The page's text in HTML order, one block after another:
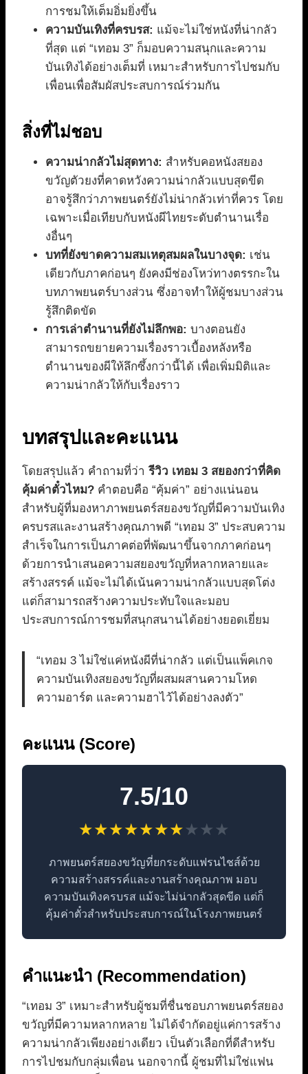
การชมให้เต็มอิ่มยิ่งขึ้น
ความบันเทิงที่ครบรส: แม้จะไม่ใช่หนังที่น่ากลัว
ที่สุด แต่ “เทอม 3” ก็มอบความสนุกและความ
บันเทิงได้อย่างเต็มที่ เหมาะสำหรับการไปชมกับ
เพื่อนเพื่อสัมผัสประสบการณ์ร่วมกัน
สิ่งที่ไม่ชอบ
ความน่ากลัวไม่สุดทาง: สำหรับคอหนังสยอง
ขวัญตัวยงที่คาดหวังความน่ากลัวแบบสุดขีด
อาจรู้สึกว่าภาพยนตร์ยังไม่น่ากลัวเท่าที่ควร โดย
เฉพาะเมื่อเทียบกับหนังผีไทยระดับตำนานเรื่อ
งอื่นๆ
บทที่ยังขาดความสมเหตุสมผลในบางจุด: เช่น
เดียวกับภาคก่อนๆ ยังคงมีช่องโหว่ทางตรรกะใน
บทภาพยนตร์บางส่วน ซึ่งอาจทำให้ผู้ชมบางส่วน
รู้สึกติดขัด
การเล่าตำนานที่ยังไม่ลึกพอ: บางตอนยัง
สามารถขยายความเรื่องราวเบื้องหลังหรือ
ตำนานของผีให้ลึกซึ้งกว่านี้ได้ เพื่อเพิ่มมิติและ
ความน่ากลัวให้กับเรื่องราว
บทสรุปและคะแนน
โดยสรุปแล้ว คำถามที่ว่ารีวิว เทอม 3 สยองกว่าที่คิด
คุ้มค่าตั๋วไหม? คำตอบคือ “คุ้มค่า” อย่างแน่นอน
สำหรับผู้ที่มองหาภาพยนตร์สยองขวัญที่มีความบันเทิง
ครบรสและงานสร้างคุณภาพดี “เทอม 3” ประสบความ
สำเร็จในการเป็นภาคต่อที่พัฒนาขึ้นจากภาคก่อนๆ
ด้วยการนำเสนอความสยองขวัญที่หลากหลายและ
สร้างสรรค์ แม้จะไม่ได้เน้นความน่ากลัวแบบสุดโต่ง
แต่ก็สามารถสร้างความประทับใจและมอบ
ประสบการณ์การชมที่สนุกสนานได้อย่างยอดเยี่ยม
“เทอม 3 ไม่ใช่แค่หนังผีที่น่ากลัว แต่เป็นแพ็คเกจ
ความบันเทิงสยองขวัญที่ผสมผสานความโหด
ความอาร์ต และความฮาไว้ได้อย่างลงตัว”
คะแนน (Score)
7.5/10
★★★★★★★★★★
ภาพยนตร์สยองขวัญที่ยกระดับแฟรนไชส์ด้วย
ความสร้างสรรค์และงานสร้างคุณภาพ มอบ
ความบันเทิงครบรส แม้จะไม่น่ากลัวสุดขีด แต่ก็
คุ้มค่าตั๋วสำหรับประสบการณ์ในโรงภาพยนตร์
คำแนะนำ (Recommendation)
“เทอม 3” เหมาะสำหรับผู้ชมที่ชื่นชอบภาพยนตร์สยอง
ขวัญที่มีความหลากหลาย ไม่ได้จำกัดอยู่แค่การสร้าง
ความน่ากลัวเพียงอย่างเดียว เป็นตัวเลือกที่ดีสำหรับ
การไปชมกับกลุ่มเพื่อน นอกจากนี้ ผู้ชมที่ไม่ใช่แฟน